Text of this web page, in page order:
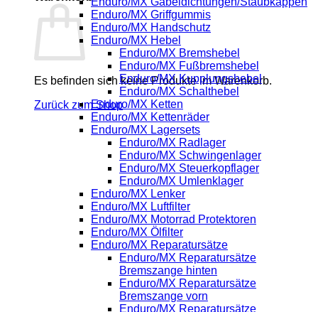
Es befinden sich keine Produkte im Warenkorb.
Zurück zum Shop
Enduro/MX Griffgummis
Enduro/MX Handschutz
Enduro/MX Hebel
Enduro/MX Bremshebel
Enduro/MX Fußbremshebel
Enduro/MX Kupplungshebel
Enduro/MX Schalthebel
Enduro/MX Ketten
Enduro/MX Kettenräder
Enduro/MX Lagersets
Enduro/MX Radlager
Enduro/MX Schwingenlager
Enduro/MX Steuerkopflager
Enduro/MX Umlenklager
Enduro/MX Lenker
Enduro/MX Luftfilter
Enduro/MX Motorrad Protektoren
Enduro/MX Ölfilter
Enduro/MX Reparatursätze
Enduro/MX Reparatursätze
Bremszange hinten
Enduro/MX Reparatursätze
Bremszange vorn
Enduro/MX Reparatursätze